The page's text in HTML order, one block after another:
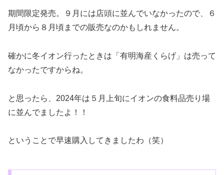
期間限定発売。９月には店頭に並んでいなかったので、６
月頃から８月頃までの販売なのかもしれません。
確かに冬イオン行ったときは「有明海産くらげ」は売って
なかったですからね。
と思ったら、2024年は５月上旬にイオンの食料品売り場
に並んでましたよ！！
ということで早速購入してきましたわ（笑）